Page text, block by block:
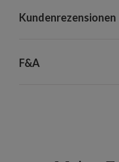
Kundenrezensionen
F&A